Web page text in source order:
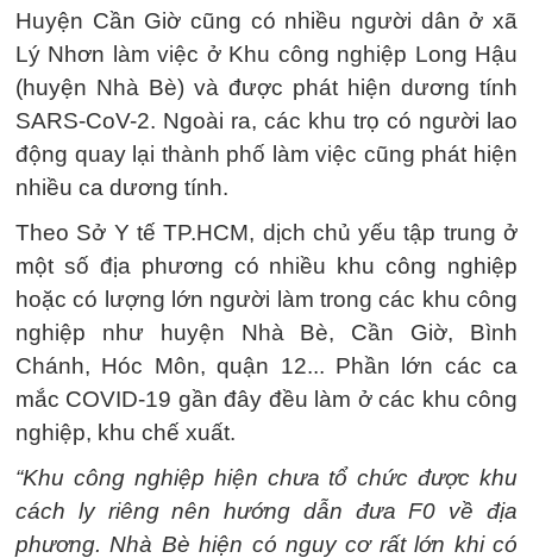
Huyện Cần Giờ cũng có nhiều người dân ở xã
Lý Nhơn làm việc ở Khu công nghiệp Long Hậu
(huyện Nhà Bè) và được phát hiện dương tính
SARS-CoV-2. Ngoài ra, các khu trọ có người lao
động quay lại thành phố làm việc cũng phát hiện
nhiều ca dương tính.
Theo Sở Y tế TP.HCM, dịch chủ yếu tập trung ở
một số địa phương có nhiều khu công nghiệp
hoặc có lượng lớn người làm trong các khu công
nghiệp như huyện Nhà Bè, Cần Giờ, Bình
Chánh, Hóc Môn, quận 12... Phần lớn các ca
mắc COVID-19 gần đây đều làm ở các khu công
nghiệp, khu chế xuất.
“Khu công nghiệp hiện chưa tổ chức được khu
cách ly riêng nên hướng dẫn đưa F0 về địa
phương. Nhà Bè hiện có nguy cơ rất lớn khi có